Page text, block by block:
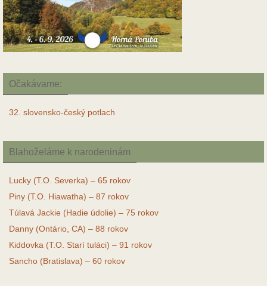
Očakávame:
32. slovensko-český potlach
Blahoželáme k narodeninám
Lucky (T.O. Severka) – 65 rokov
Piny (T.O. Hiawatha) – 87 rokov
Túlavá Jackie (Hadie údolie) – 75 rokov
Danny (Ontário, CA) – 88 rokov
Kiddovka (T.O. Starí tuláci) – 91 rokov
Sancho (Bratislava) – 60 rokov